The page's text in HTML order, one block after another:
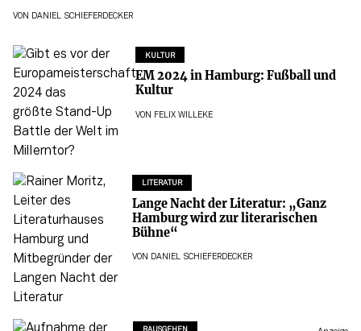
VON DANIEL SCHIEFERDECKER
KULTUR
EM 2024 in Hamburg: Fußball und
Kultur
VON FELIX WILLEKE
LITERATUR
Lange Nacht der Literatur: „Ganz
Hamburg wird zur literarischen
Bühne“
VON DANIEL SCHIEFERDECKER